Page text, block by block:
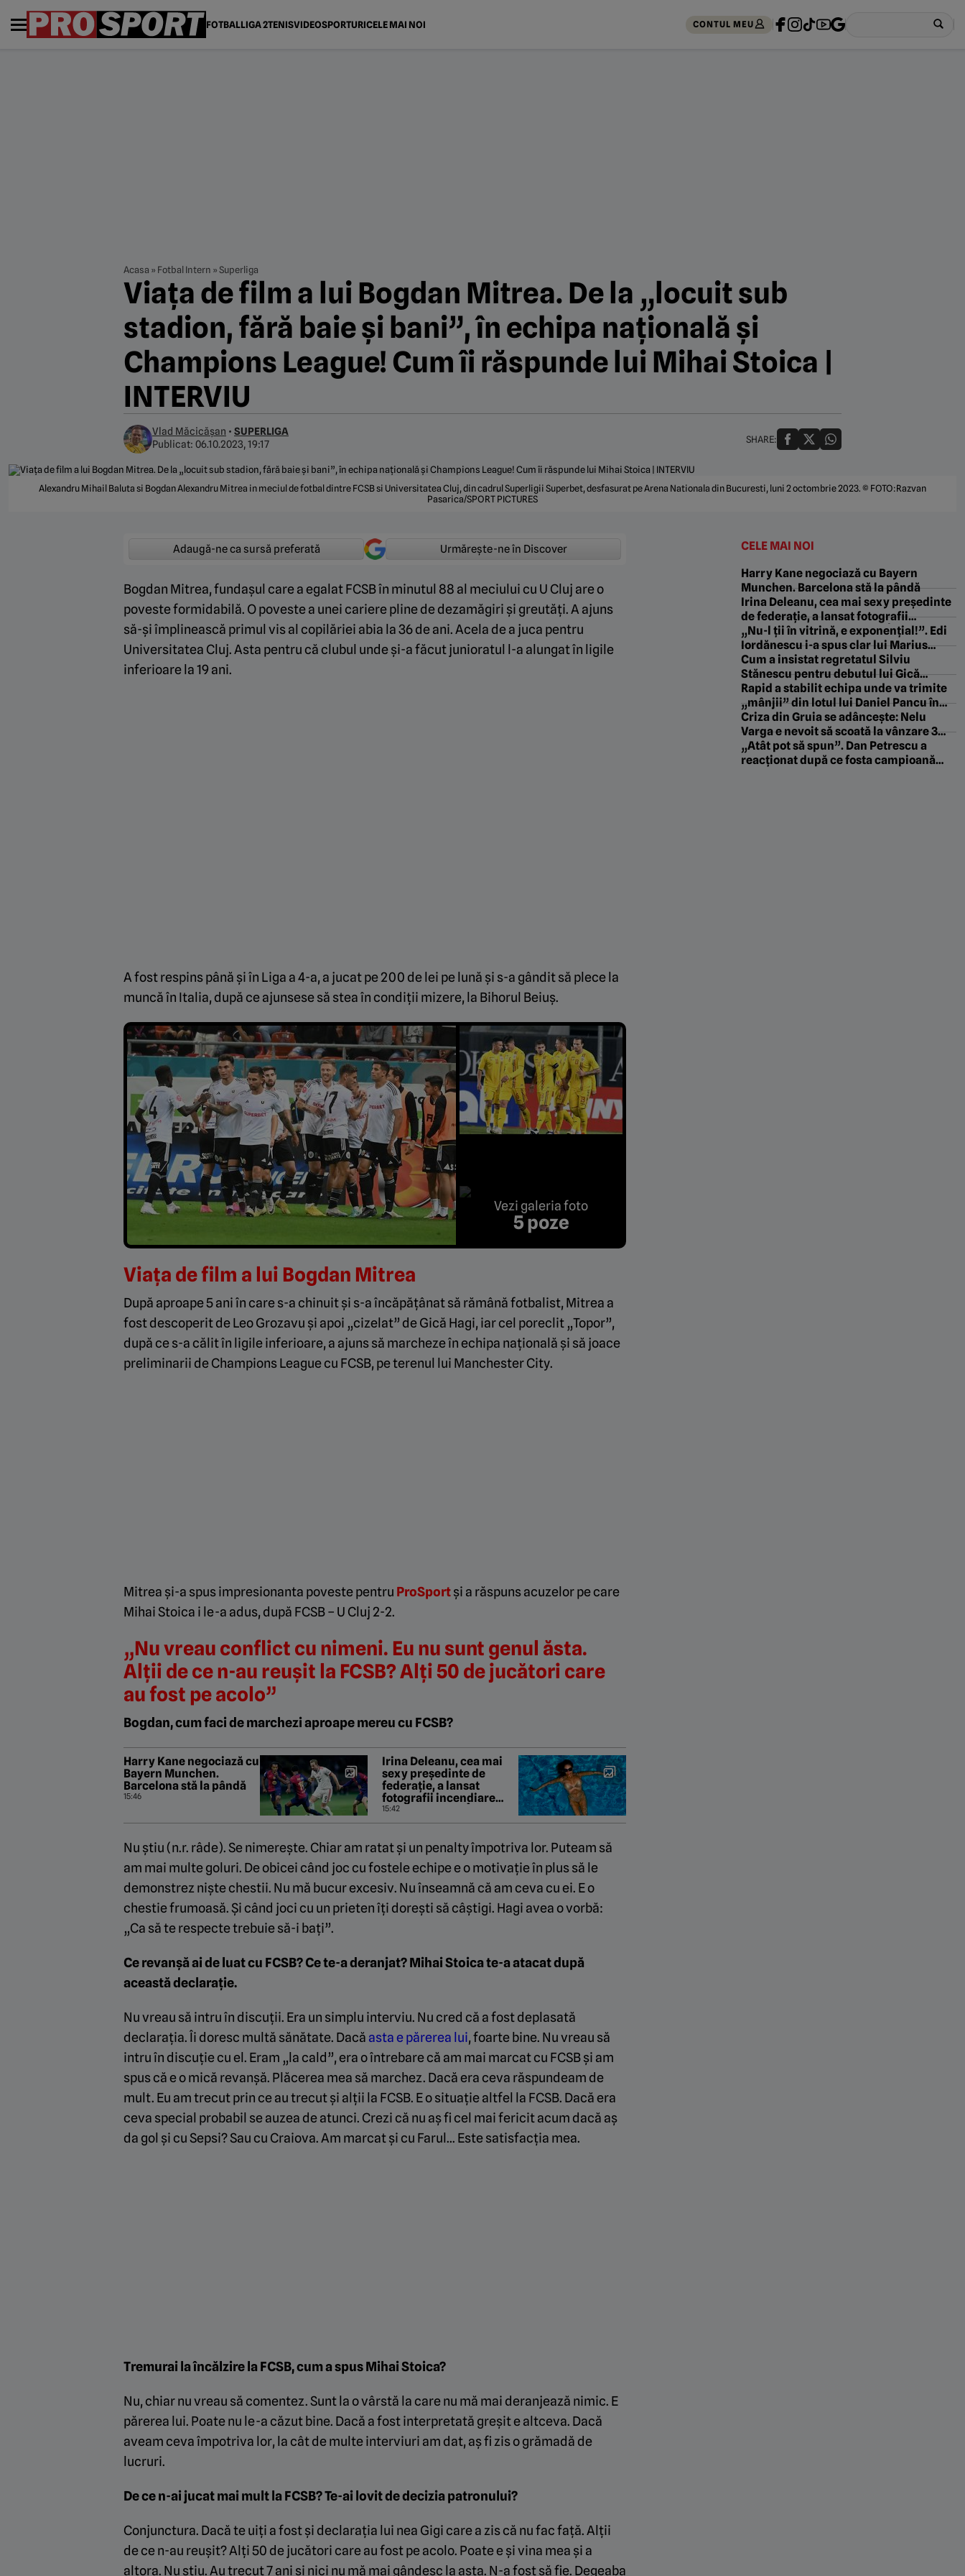
FOTBALLIGA 2TENISVIDEOSPORTURICELE MAI NOI CONTUL MEU
Acasa » Fotbal Intern »Superliga
Viața de film a lui Bogdan Mitrea. De la „locuit sub
stadion, fără baie și bani”, în echipa națională și
Champions League! Cum îi răspunde lui Mihai Stoica |
INTERVIU
Vlad Măcicășan • SUPERLIGA
Publicat: 06.10.2023, 19:17 SHARE:
Alexandru Mihail Baluta si Bogdan Alexandru Mitrea in meciul de fotbal dintre FCSB si Universitatea Cluj, din cadrul Superligii Superbet, desfasurat pe Arena Nationala din Bucuresti, luni 2 octombrie 2023. © FOTO:Razvan
Pasarica/SPORT PICTURES
Adaugă-ne ca sursă preferată Urmărește-ne în Discover
Bogdan Mitrea, fundașul care a egalat FCSB în minutul 88 al meciului cu U Cluj are o
poveste formidabilă. O poveste a unei cariere pline de dezamăgiri și greutăți. A ajuns
să-și împlinească primul vis al copilăriei abia la 36 de ani. Acela de a juca pentru
Universitatea Cluj. Asta pentru că clubul unde și-a făcut junioratul l-a alungat în ligile
inferioare la 19 ani.
A fost respins până și în Liga a 4-a, a jucat pe 200 de lei pe lună și s-a gândit să plece la
muncă în Italia, după ce ajunsese să stea în condiții mizere, la Bihorul Beiuș.
Vezi galeria foto
5 poze
Viața de film a lui Bogdan Mitrea
După aproape 5 ani în care s-a chinuit și s-a încăpățânat să rămână fotbalist, Mitrea a
fost descoperit de Leo Grozavu și apoi „cizelat” de Gică Hagi, iar cel poreclit „Topor”,
după ce s-a călit în ligile inferioare, a ajuns să marcheze în echipa națională și să joace
preliminarii de Champions League cu FCSB, pe terenul lui Manchester City.
Mitrea și-a spus impresionanta poveste pentru ProSportși a răspuns acuzelor pe care
Mihai Stoica i le-a adus, după FCSB – U Cluj 2-2.
„Nu vreau conflict cu nimeni. Eu nu sunt genul ăsta.
Alții de ce n-au reușit la FCSB? Alți 50 de jucători care
au fost pe acolo”
Bogdan, cum faci de marchezi aproape mereu cu FCSB?
Harry Kane negociază cu
Bayern Munchen.
Barcelona stă la pândă
15:46
Irina Deleanu, cea mai
sexy președinte de
federație, a lansat
fotografii incendiare
colecția 2026! „Îmi place
să fiu cât mai naturală”
15:42
Nu știu (n.r. râde). Se nimerește. Chiar am ratat și un penalty împotriva lor. Puteam să
am mai multe goluri. De obicei când joc cu fostele echipe e o motivație în plus să le
demonstrez niște chestii. Nu mă bucur excesiv. Nu înseamnă că am ceva cu ei. E o
chestie frumoasă. Și când joci cu un prieten îți dorești să câștigi. Hagi avea o vorbă:
„Ca să te respecte trebuie să-i bați”.
Ce revanșă ai de luat cu FCSB? Ce te-a deranjat? Mihai Stoica te-a atacat după
această declarație.
Nu vreau să intru în discuții. Era un simplu interviu. Nu cred că a fost deplasată
declarația. Îi doresc multă sănătate. Dacă asta e părerea lui, foarte bine. Nu vreau să
intru în discuție cu el. Eram „la cald”, era o întrebare că am mai marcat cu FCSB și am
spus că e o mică revanșă. Plăcerea mea să marchez. Dacă era ceva răspundeam de
mult. Eu am trecut prin ce au trecut și alții la FCSB. E o situație altfel la FCSB. Dacă era
ceva special probabil se auzea de atunci. Crezi că nu aș fi cel mai fericit acum dacă aș
da gol și cu Sepsi? Sau cu Craiova. Am marcat și cu Farul… Este satisfacția mea.
Tremurai la încălzire la FCSB, cum a spus Mihai Stoica?
Nu, chiar nu vreau să comentez. Sunt la o vârstă la care nu mă mai deranjează nimic. E
părerea lui. Poate nu le-a căzut bine. Dacă a fost interpretată greșit e altceva. Dacă
aveam ceva împotriva lor, la cât de multe interviuri am dat, aș fi zis o grămadă de
lucruri.
De ce n-ai jucat mai mult la FCSB? Te-ai lovit de decizia patronului?
Conjunctura. Dacă te uiți a fost și declarația lui nea Gigi care a zis că nu fac față. Alții
de ce n-au reușit? Alți 50 de jucători care au fost pe acolo. Poate e și vina mea și a
altora. Nu știu. Au trecut 7 ani și nici nu mă mai gândesc la asta. N-a fost să fie. Degeaba
CELE MAI NOI
Harry Kane negociază cu Bayern
Munchen. Barcelona stă la pândă
Irina Deleanu, cea mai sexy președinte
de federație, a lansat fotografii
incendiare colecția 2026! „Îmi place să
fiu cât mai naturală”
„Nu-l ții în vitrină, e exponențial!”. Edi
Iordănescu i-a spus clar lui Marius
Baciu greșeala uriașă pe care a făcut-o
cu Florin Tănase
Cum a insistat regretatul Silviu
Stănescu pentru debutul lui Gică
Popescu ca titular la Universitatea
Craiova într-un meci din cupele
europene. EXCLUSIV
Rapid a stabilit echipa unde va trimite
„mânjii” din lotul lui Daniel Pancu în
urma deciziei FRF! Ce mai cuprinde
colaborarea. EXCLUSIV
Criza din Gruia se adâncește: Nelu
Varga e nevoit să scoată la vânzare 3
jucători de bază de la CFR Cluj ca să
facă rost de bani
„Atât pot să spun”. Dan Petrescu a
reacționat după ce fosta campioană